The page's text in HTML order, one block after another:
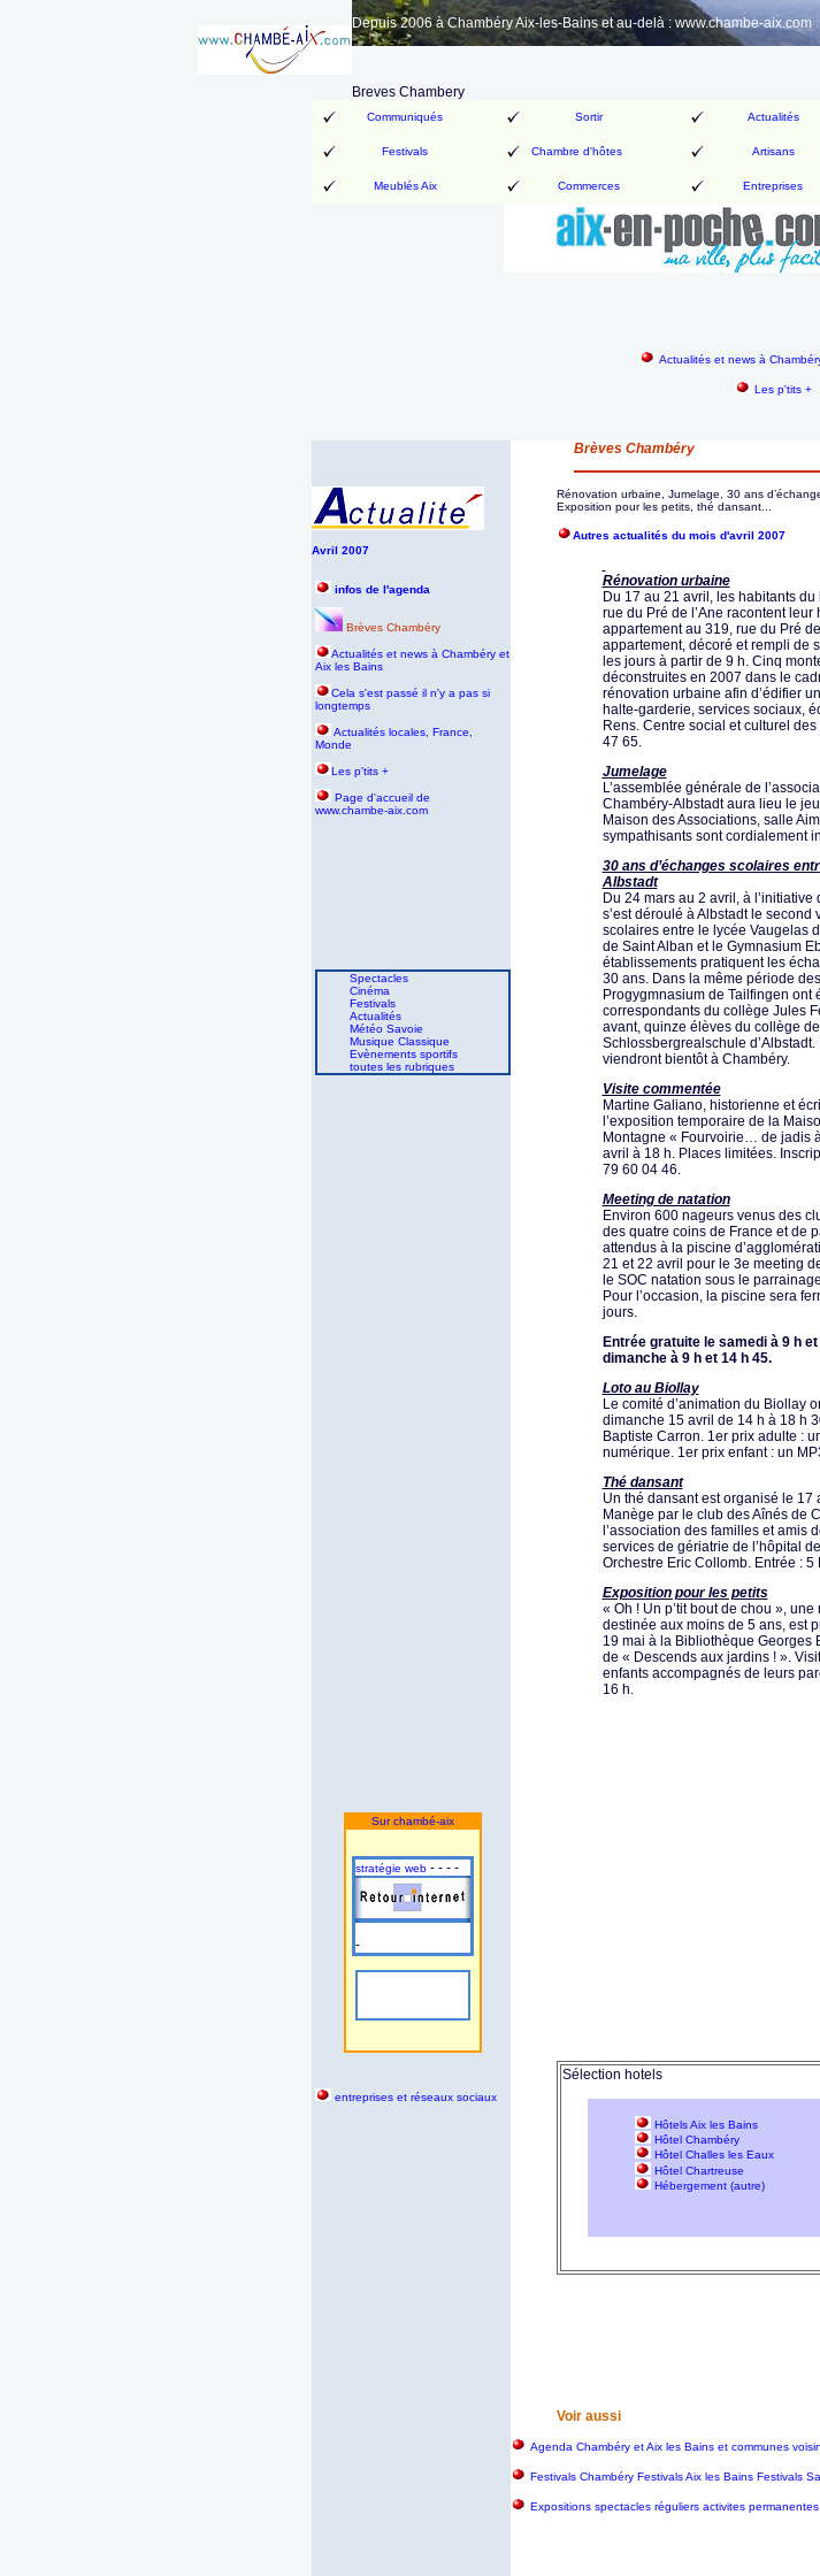
Depuis 2006 à Chambéry Aix-les-Bains et au-delà : www.chambe-aix.com
Breves Chambery
Communiqués Sortir Actualités
Festivals Chambre d'hôtes Artisans
Meublés Aix Commerces Entreprises
Actualités et news à
Les p'tits +
Brèves Chambéry
Avril 2007
Rénovation urbaine, Jumelage, 30 ans
Exposition pour les petits, thé dansant...
Autres actualités du mois d'avril 2007
infos de l'agenda
Brèves Chambéry
Actualités et news à Chambéry et
Aix les Bains
Cela s'est passé il n'y a pas si
longtemps
Actualités locales, France,
Monde
Les p'tits +
Page d'accueil de
www.chambe-aix.com
Spectacles
Cinéma
Festivals
Actualités
Météo Savoie
Musique Classique
Evènements sportifs
toutes les rubriques
Sur chambé-aix
stratégie web- - - -
-
entreprises et réseaux sociaux
Rénovation urbaine
Du 17 au 21 avril, les habitants
rue du Pré de l’Ane racontent leur
appartement au 319, rue du Pré
appartement, décoré et rempli de
les jours à partir de 9 h. Cinq
déconstruites en 2007 dans le
rénovation urbaine afin d’édifier
halte-garderie, services sociaux,
Rens. Centre social et culturel
47 65.
Jumelage
L’assemblée générale de
Chambéry-Albstadt aura lieu le
Maison des Associations, salle
sympathisants sont cordialement
30 ans d’échanges scolaires
Albstadt
Du 24 mars au 2 avril, à
s’est déroulé à Albstadt le second
scolaires entre le lycée Vaugelas
de Saint Alban et le Gymnasium
établissements pratiquent les
30 ans. Dans la même période
Progygmnasium de Tailfingen ont
correspondants du collège Jules
avant, quinze élèves du collège
Schlossbergrealschule
viendront bientôt à Chambéry.
Visite commentée
Martine Galiano, historienne et
l’exposition temporaire de la
Montagne « Fourvoirie… de jadis
avril à 18 h. Places limitées.
79 60 04 46.
Meeting de natation
Environ 600 nageurs venus des
des quatre coins de France et de
attendus à la piscine
21 et 22 avril pour le 3e meeting
le SOC natation sous le
Pour l’occasion, la piscine sera
jours.
Entrée gratuite le samedi à 9 h
dimanche à 9 h et 14 h 45.
Loto au Biollay
Le comité d’animation du Biollay
dimanche 15 avril de 14 h à 18 h
Baptiste Carron. 1er prix adulte :
numérique. 1er prix enfant : un
Thé dansant
Un thé dansant est organisé le 17
Manège par le club des Aînés de
l’association des familles et amis
services de gériatrie de l’hôpital
Orchestre Eric Collomb. Entrée : 5
Exposition pour les petits
« Oh ! Un p’tit bout de chou »,
destinée aux moins de 5 ans, est
19 mai à la Bibliothèque Georges
de « Descends aux jardins ! ».
enfants accompagnés de leurs
16 h.
Sélection hotels
Hôtels Aix les Bains
Hôtel Chambéry
Hôtel Challes les Eaux
Hôtel Chartreuse
Hébergement (autre)
Voir aussi
Agenda Chambéry et Aix les Bains et communes
Festivals Chambéry Festivals Aix les Bains Festivals
Expositions spectacles réguliers activites permanentes